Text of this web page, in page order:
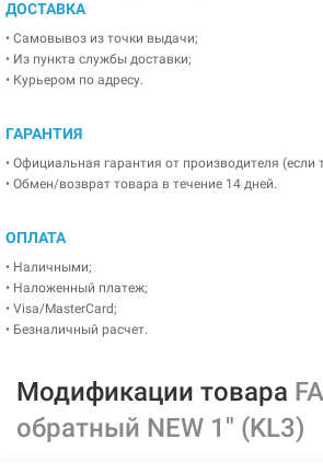
ДОСТАВКА
• Самовывоз из точки выдачи;
• Из пункта службы доставки;
• Курьером по адресу.
ГАРАНТИЯ
• Официальная гарантия от производителя (если
• Обмен/возврат товара в течение 14 дней.
ОПЛАТА
• Наличными;
• Наложенный платеж;
• Visa/MasterCard;
• Безналичный расчет.
Модификации товара
обратный NEW 1" (KL3)